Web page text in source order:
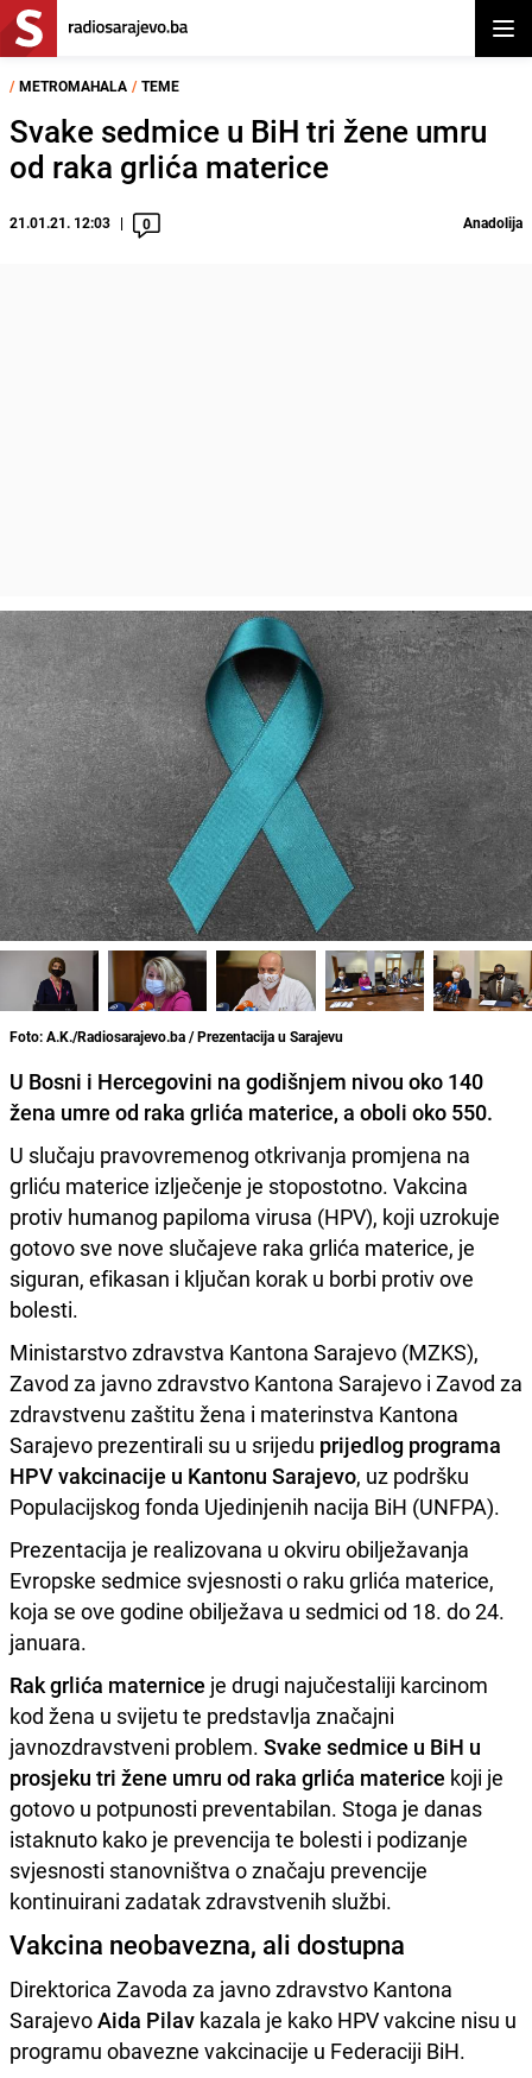
/ METROMAHALA / TEME
Svake sedmice u BiH tri žene umru
od raka grlića materice
21.01.21. 12:03 0 Anadolija
Foto: A.K./Radiosarajevo.ba / Prezentacija u Sarajevu
U Bosni i Hercegovini na godišnjem nivou oko 140
žena umre od raka grlića materice, a oboli oko 550.
U slučaju pravovremenog otkrivanja promjena na
grliću materice izlječenje je stopostotno. Vakcina
protiv humanog papiloma virusa (HPV), koji uzrokuje
gotovo sve nove slučajeve raka grlića materice, je
siguran, efikasan i ključan korak u borbi protiv ove
bolesti.
Ministarstvo zdravstva Kantona Sarajevo (MZKS),
Zavod za javno zdravstvo Kantona Sarajevo i Zavod za
zdravstvenu zaštitu žena i materinstva Kantona
Sarajevo prezentirali su u srijedu prijedlog programa
HPV vakcinacije u Kantonu Sarajevo, uz podršku
Populacijskog fonda Ujedinjenih nacija BiH (UNFPA).
Prezentacija je realizovana u okviru obilježavanja
Evropske sedmice svjesnosti o raku grlića materice,
koja se ove godine obilježava u sedmici od 18. do 24.
januara.
Rak grlića maternice je drugi najučestaliji karcinom
kod žena u svijetu te predstavlja značajni
javnozdravstveni problem. Svake sedmice u BiH u
prosjeku tri žene umru od raka grlića materice koji je
gotovo u potpunosti preventabilan. Stoga je danas
istaknuto kako je prevencija te bolesti i podizanje
svjesnosti stanovništva o značaju prevencije
kontinuirani zadatak zdravstvenih službi.
Vakcina neobavezna, ali dostupna
Direktorica Zavoda za javno zdravstvo Kantona
SarajevoAida Pilav kazala je kako HPV vakcine nisu u
programu obavezne vakcinacije u Federaciji BiH.